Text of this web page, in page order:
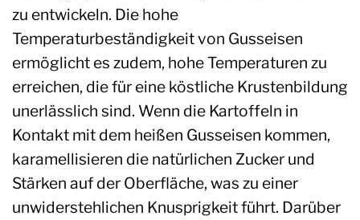
zu entwickeln. Die hohe
Temperaturbeständigkeit von Gusseisen
ermöglicht es zudem, hohe Temperaturen zu
erreichen, die für eine köstliche Krustenbildung
unerlässlich sind. Wenn die Kartoffeln in
Kontakt mit dem heißen Gusseisen kommen,
karamellisieren die natürlichen Zucker und
Stärken auf der Oberfläche, was zu einer
unwiderstehlichen Knusprigkeit führt. Darüber